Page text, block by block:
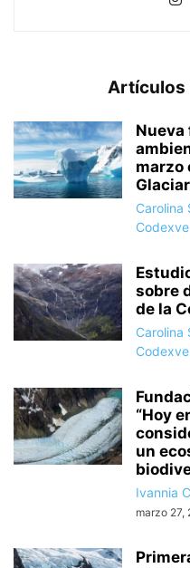
Artículos
Nueva
marzo
Carolina
sobre
de la
Carolina
“Hoy
un
Ivannia
marzo 27,